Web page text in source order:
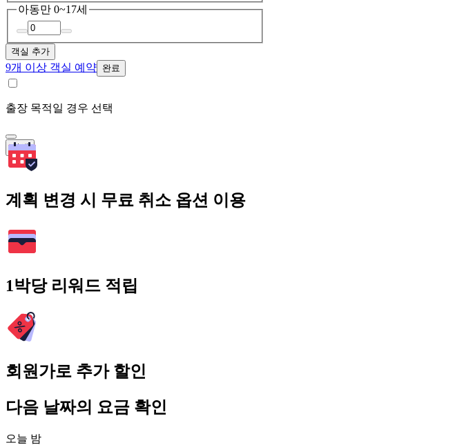
아동만 0~17세
객실 추가
9개 이상 객실 예약 완료
출장 목적일 경우 선택
검색
계획 변경 시 무료 취소 옵션 이용
1박당 리워드 적립
회원가로 추가 할인
다음 날짜의 요금 확인
오늘 밤